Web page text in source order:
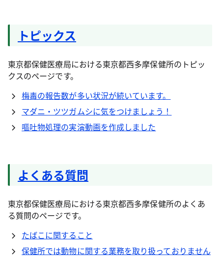
トピックス
東京都保健医療局における東京都西多摩保健所のトピッ
クスのページです。
梅毒の報告数が多い状況が続いています。
マダニ・ツツガムシに気をつけましょう！
嘔吐物処理の実演動画を作成しました
よくある質問
東京都保健医療局における東京都西多摩保健所のよくあ
る質問のページです。
たばこに関すること
保健所では動物に関する業務を取り扱っておりません